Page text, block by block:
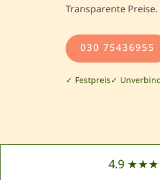
Transparente
030 75436955
✓ Festpreis✓
4.9